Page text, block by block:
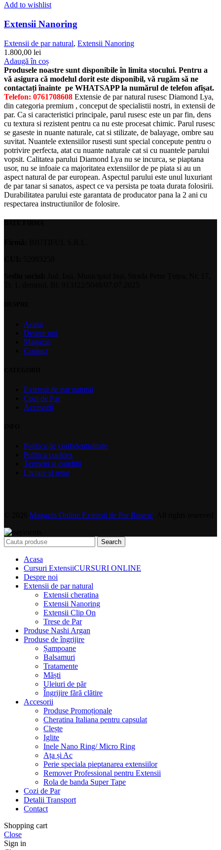
Add to wishlist
Extensii Nanoring
Extensii de par natural, Extensii Nanoring
1.800,00 lei
Adaugă în coș
Produsele noastre sunt disponibile în limita stocului. Pentru a
vă asigura că modelul dorit este disponibil, vă rugăm să ne
contactați înainte pe WHATSAPP la numărul de telefon afișat.
Telefon: 0761708608 Extensie de par natural rusesc Diamond Lya,
din categoria premium , conceput de specialistii nostri, in extensii de
par. Ca si caracteristici principale, parul rusesc este un par fin, dens
cu textura si rezistent pentru ca nu este procesat chimic. Parul rusesc
se gaseste in nuante naturale, cat si stilizate, de balayage, ombre sau
suvitat. Nuantele extensiilor rusesti sunt special concepute pentru o
potrivire perfecta, atat cu nuante naturale cat si cu nuantele parului
vopsit. Calitatea parului Diamond Lya nu se incurca, se piaptana
usor, nu se infoaie ca majoritatea extensiilor de pe piata si au un
aspect natural de par european. Aspectul parului este unul luxuriant
de par tanar si sanatos, aspect ce va persista pe toata durata folosirii.
Durabilitatea parului este garantata de producator pana la 2 ani cu
respectarea instructiunilor de folosire.
Acasa
Despre noi
Magazin
Contact
Extensii de par natural
Cozi de Par
Accesorii
Politica de confidentialitate
Politica cookies
Termeni si conditii
Livrare si retur
Magazin Online Extensii de Par Rusesc
Search
Acasa
Cursuri ExtensiiCURSURI ONLINE
Despre noi
Extensii de par natural
Extensii cheratina
Extensii Nanoring
Extensii Clip On
Trese de Par
Produse Nashi Argan
Produse de îngrijire
Șampoane
Balsamuri
Tratamente
Măști
Uleiuri de păr
Îngrijire fără clătire
Accesorii
Produse Promoționale
Cheratina Italiana pentru capsulat
Clește
Iglite
Inele Nano Ring/ Micro Ring
Ața și Ac
Perie speciala pieptanarea extensiilor
Remover Professional pentru Extensii
Rola de banda Super Tape
Cozi de Par
Detalii Transport
Contact
Shopping cart
Close
Sign in